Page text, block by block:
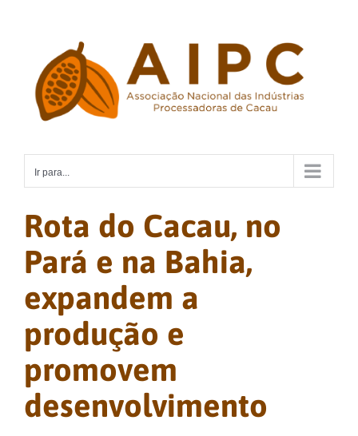
conteúdo
Ir para...
Rota do Cacau, no
Pará e na Bahia,
expandem a
produção e
promovem
desenvolvimento